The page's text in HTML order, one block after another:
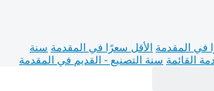
في المقدمة الأقل سعرًا في المقدمة سنة
القائمة سنة التصنيع - القديم في المقدمة